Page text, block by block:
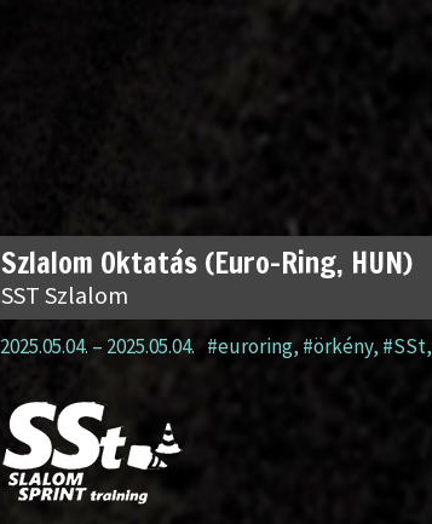
Szlalom Oktatás (Euro-Ring, HUN)
SST Szlalom
2025.05.04. – 2025.05.04. #euroring, #örkény,#SSt,